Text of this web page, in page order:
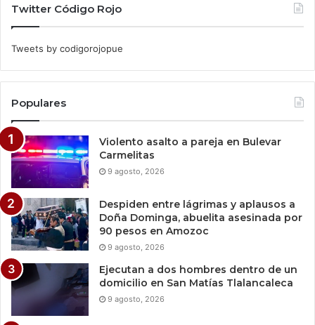
Twitter Código Rojo
Tweets by codigorojopue
Populares
Violento asalto a pareja en Bulevar
Carmelitas
9 agosto, 2026
Despiden entre lágrimas y aplausos a
Doña Dominga, abuelita asesinada por
90 pesos en Amozoc
9 agosto, 2026
Ejecutan a dos hombres dentro de un
domicilio en San Matías Tlalancaleca
9 agosto, 2026